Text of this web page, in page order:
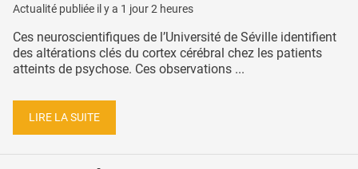
Actualité publiée il y a 1 jour 2 heures
Ces neuroscientifiques de l’Université de Séville identifient
des altérations clés du cortex cérébral chez les patients
atteints de psychose. Ces observations ...
LIRE LA SUITE